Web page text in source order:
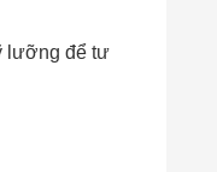
lưỡng để tư